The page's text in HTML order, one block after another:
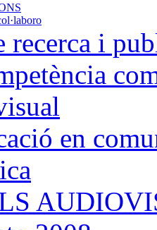
recerca i
en